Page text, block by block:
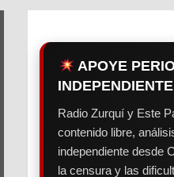
APOYE
INDEPENDIENTE
Radio Zurquí y Este
contenido libre,
independiente desde
la censura y las